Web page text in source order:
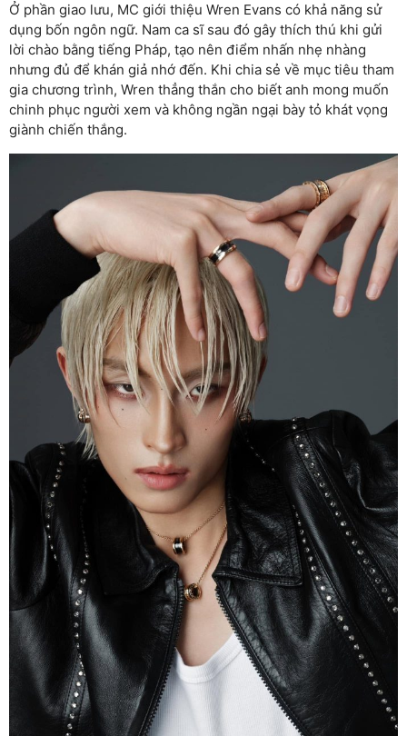
Ở phần giao lưu, MC giới thiệu Wren Evans có khả năng sử
dụng bốn ngôn ngữ. Nam ca sĩ sau đó gây thích thú khi gửi
lời chào bằng tiếng Pháp, tạo nên điểm nhấn nhẹ nhàng
nhưng đủ để khán giả nhớ đến. Khi chia sẻ về mục tiêu tham
gia chương trình, Wren thẳng thắn cho biết anh mong muốn
chinh phục người xem và không ngần ngại bày tỏ khát vọng
giành chiến thắng.